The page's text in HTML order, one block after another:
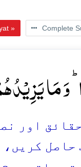
» Complete
یَزِیۡدُہُمۡ
اور